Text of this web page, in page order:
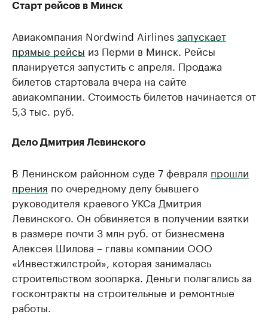
Старт рейсов в Минск
Авиакомпания Nordwind Airlinesзапускает
прямые рейсы из Перми в Минск. Рейсы
планируется запустить с апреля. Продажа
билетов стартовала вчера на сайте
авиакомпании. Стоимость билетов начинается от
5,3 тыс. руб.
Дело Дмитрия Левинского
В Ленинском районном суде 7 февраля прошли
прения по очередному делу бывшего
руководителя краевого УКСа Дмитрия
Левинского. Он обвиняется в получении взятки
в размере почти 3 млн руб. от бизнесмена
Алексея Шилова – главы компании ООО
«Инвестжилстрой», которая занималась
строительством зоопарка. Деньги полагались за
госконтракты на строительные и ремонтные
работы.